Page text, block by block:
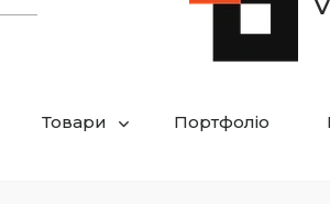
Товари Портфоліо